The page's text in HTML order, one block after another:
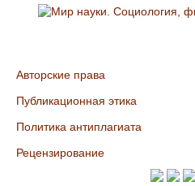
Авторские права
Публикационная этика
Политика антиплагиата
Рецензирование